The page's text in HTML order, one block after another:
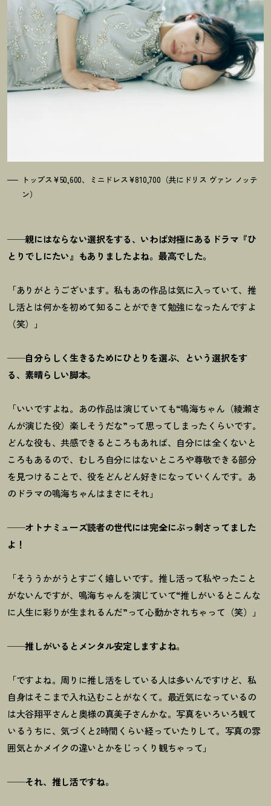
トップス¥50,600、ミニドレス¥810,700（共にドリス ヴァン ノッテ
ン）
──親にはならない選択をする、いわば対極にあるドラマ『ひ
とりでしにたい』もありましたよね。最高でした。
「ありがとうございます。私もあの作品は気に入っていて、推
し活とは何かを初めて知ることができて勉強になったんですよ
（笑）」
──自分らしく生きるためにひとりを選ぶ、という選択をす
る、素晴らしい脚本。
「いいですよね。あの作品は演じていても“鳴海ちゃん（綾瀬さ
んが演じた役）楽しそうだな”って思ってしまったくらいです。
どんな役も、共感できるところもあれば、自分には全くないと
ころもあるので、むしろ自分にはないところや尊敬できる部分
を見つけることで、役をどんどん好きになっていくんです。あ
のドラマの鳴海ちゃんはまさにそれ」
──オトナミューズ読者の世代には完全にぶっ刺さってました
よ！
「そううかがうとすごく嬉しいです。推し活って私やったこと
がないんですが、鳴海ちゃんを演じていて“推しがいるとこんな
に人生に彩りが生まれるんだ”って心動かされちゃって（笑）」
──推しがいるとメンタル安定しますよね。
「ですよね。周りに推し活をしている人は多いんですけど、私
自身はそこまで入れ込むことがなくて。最近気になっているの
は大谷翔平さんと奥様の真美子さんかな。写真をいろいろ観て
いるうちに、気づくと2時間くらい経っていたりして。写真の雰
囲気とかメイクの違いとかをじっくり観ちゃって」
──それ、推し活ですね。